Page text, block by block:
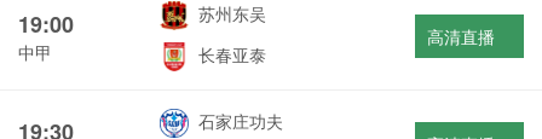
19:00
中甲
苏州东吴
长春亚泰
高清直播
19:30
石家庄功夫